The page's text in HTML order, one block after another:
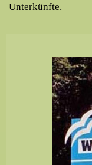
Unterkünfte.